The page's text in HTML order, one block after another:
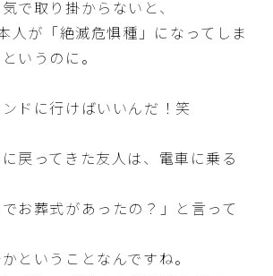
で取り掛からないと、
人が「絶滅危惧種」になってしま
いうのに。
ドに行けばいいんだ！笑
戻ってきた友人は、電車に乗る
でお葬式があったの？」と言って
ということなんですね。